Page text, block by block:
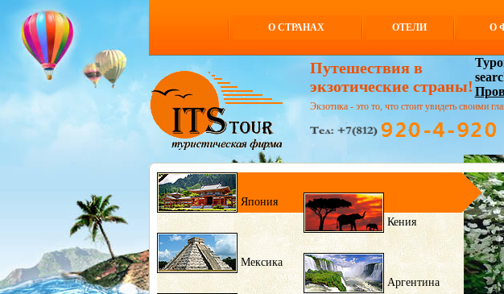
О СТРАНАХ ОТЕЛИ О
Путешествия в
экзотические страны!
Экзотика - это то, что стоит увидеть своими
Япония
Кения
Мексика
Аргентина